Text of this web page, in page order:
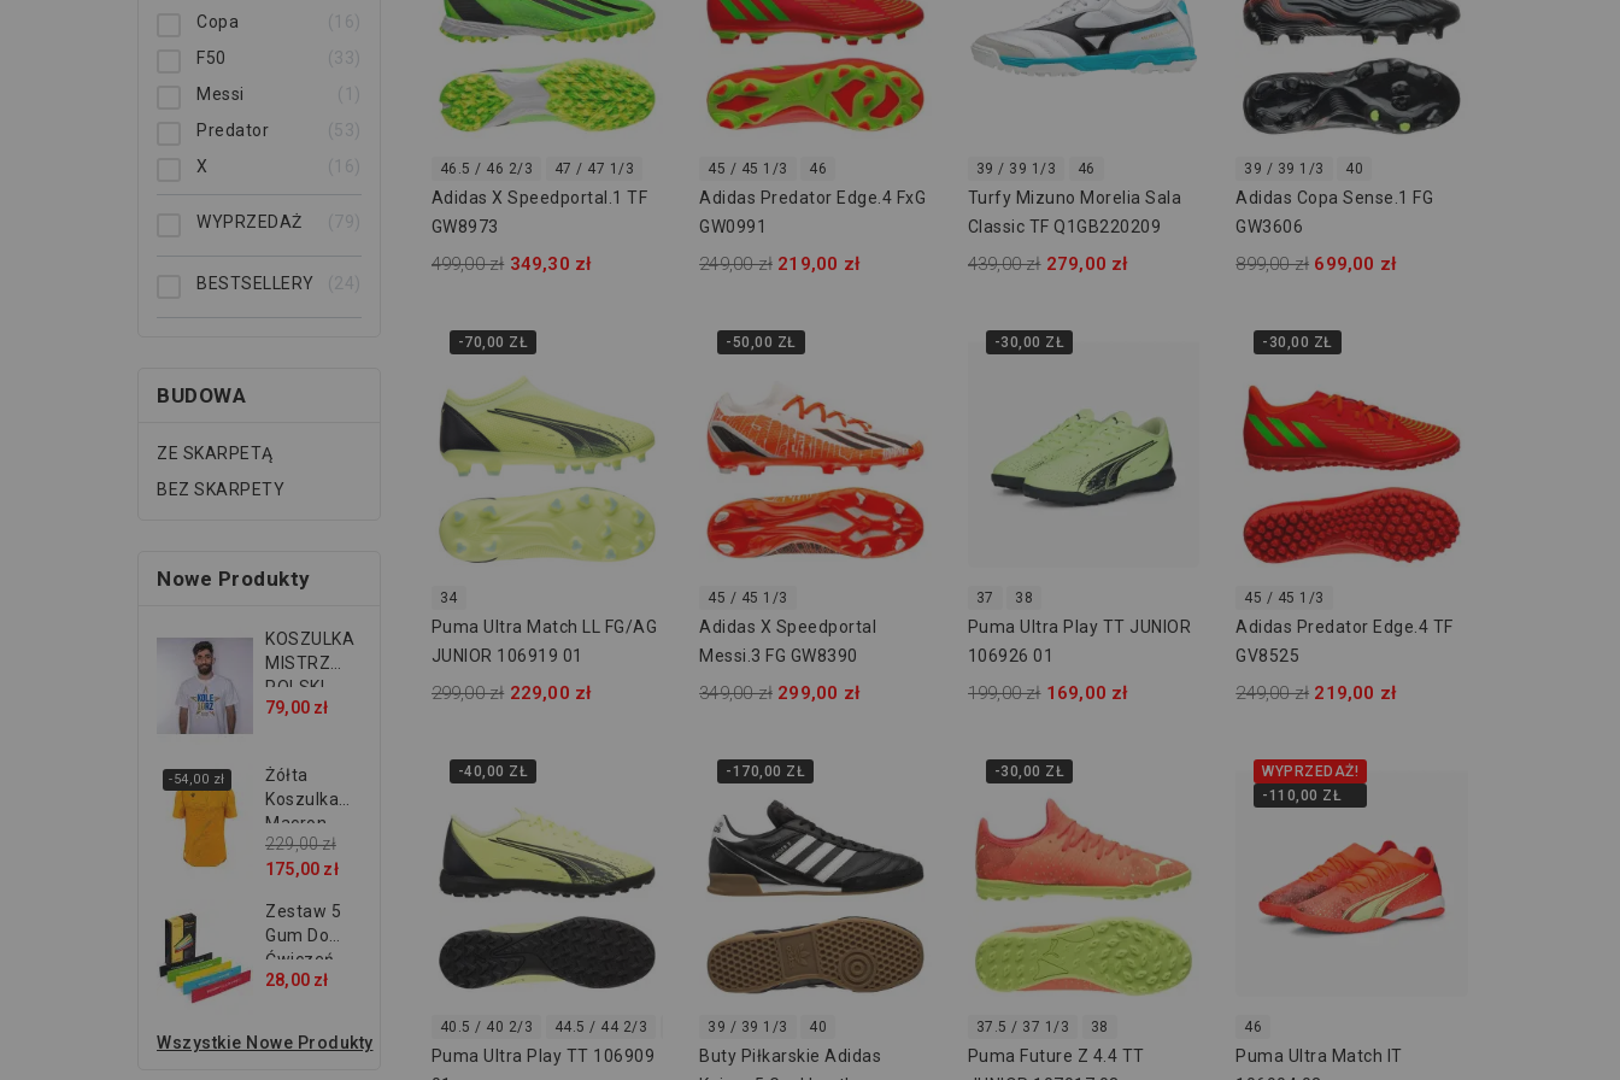
Copa
16
F50
33
Messi
Predator
53
X
16
WYPRZEDAŻ 79
BESTSELLERY 24
BUDOWA
ZE SKARPETĄ
BEZ SKARPETY
Nowe Produkty
KOSZULKA
MISTRZ
POLSKI
2026...
79,00 zł
-54,00 zł
Żółta
Koszulka
Macron...
229,00 zł
175,00 zł
Zestaw 5
Gum Do
Ćwiczeń...
28,00 zł
Wszystkie Nowe Produkty
46.5 / 46 2/3 47 / 47 1/3
Adidas X Speedportal.1 TF
GW8973
499,00 zł 349,30 zł
45 / 45 1/3 46
Adidas Predator Edge.4 FxG
GW0991
249,00 zł 219,00 zł
39 / 39 1/3 46
Turfy Mizuno Morelia Sala
Classic TF Q1GB220209
439,00 zł 279,00 zł
39 / 39 1/3 40
Adidas Copa Sense.1 FG
GW3606
899,00 zł 699,00 zł
-70,00 ZŁ
34
Puma Ultra Match LL FG/AG
JUNIOR 106919 01
299,00 zł 229,00 zł
-50,00 ZŁ
45 / 45 1/3
Adidas X Speedportal
Messi.3 FG GW8390
349,00 zł 299,00 zł
-30,00 ZŁ
37 38
Puma Ultra Play TT JUNIOR
106926 01
199,00 zł 169,00 zł
-30,00 ZŁ
45 / 45 1/3
Adidas Predator Edge.4 TF
GV8525
249,00 zł 219,00 zł
-40,00 ZŁ
40.5 / 40 2/3 44.5 / 44 2/3 45 / 45 1/3 46
Puma Ultra Play TT 106909
-170,00 ZŁ
39 / 39 1/3 40
Buty Piłkarskie Adidas
-30,00 ZŁ
37.5 / 37 1/3 38
Puma Future Z 4.4 TT
WYPRZEDAŻ!
-110,00 ZŁ
46
Puma Ultra Match IT